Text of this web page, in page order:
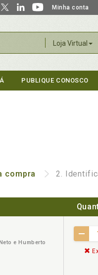
Minha conta
Loja Virtual
PUBLIQUE CONOSCO
compra 2.
e Humberto